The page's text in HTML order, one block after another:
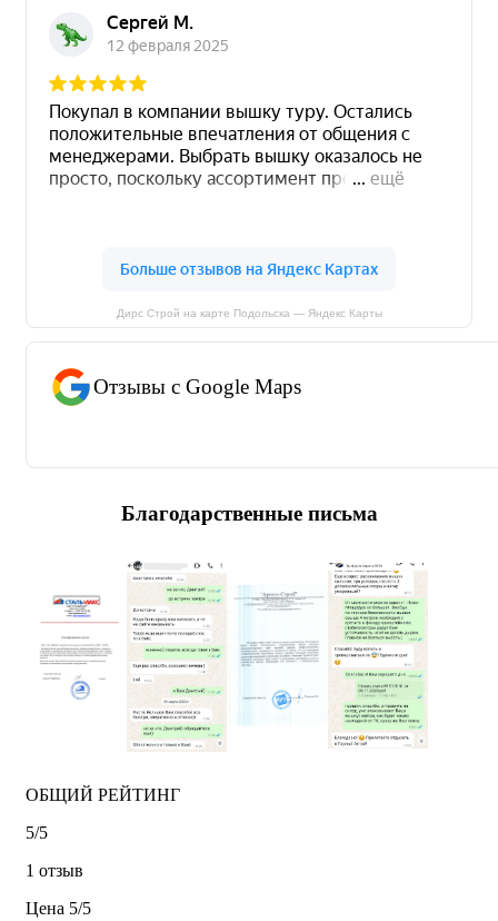
Дирс Строй на карте Подольска — Яндекс Карты
Отзывы с Google Maps
Благодарственные письма
ОБЩИЙ РЕЙТИНГ
5/5
1 отзыв
Цена 5/5